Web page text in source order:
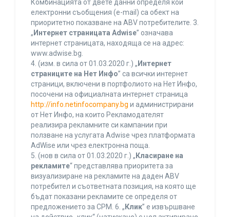
Комбинацията от двете данни определя кои
електронни съобщения (e-mail) са обект на
приоритетно показване на ABV потребителите. 3.
„ Интернет страницата Adwise” означава
интернет страницата, находяща се на адрес:
www.adwise.bg.
4. (изм. в сила от 01.03.2020 г.) „ Интернет
страниците на Нет Инфо” са всички интернет
страници, включени в портфолиото на Нет Инфо,
посочени на официалната интернет страница
http://info.netinfocompany.bg и администрирани
от Нет Инфо, на които Рекламодателят
реализира рекламните си кампании при
ползване на услугата Adwise чрез платформата
AdWise или чрез електронна поща.
5. (нов в сила от 01.03.2020 г.) „ Класиране на
рекламите“ представлява приоритета за
визуализиране на рекламите на даден ABV
потребител и съответната позиция, на която ще
бъдат показани рекламите се определя от
предложението за CPM. 6. „ Клик” е извършване